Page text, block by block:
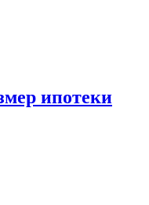
ипотеки